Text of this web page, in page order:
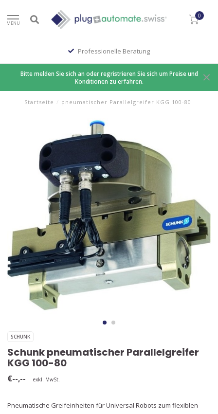
MENU
0
Professionelle Beratung
Bitte melden Sie sich an oder regristrieren Sie sich um Preise und
Konditionen zu erfahren.
Startseite / pneumatischer Parallelgreifer KGG 100-80
SCHUNK
Schunk pneumatischer Parallelgreifer
KGG 100-80
€--,-- exkl. MwSt.
Pneumatische Greifeinheiten für Universal Robots zum flexiblen